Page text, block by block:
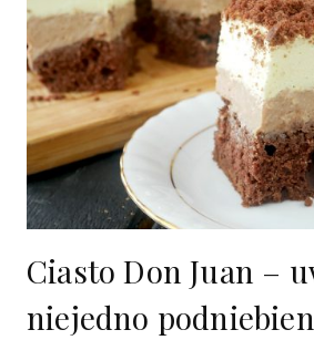
Ciasto Don Juan –
niejedno